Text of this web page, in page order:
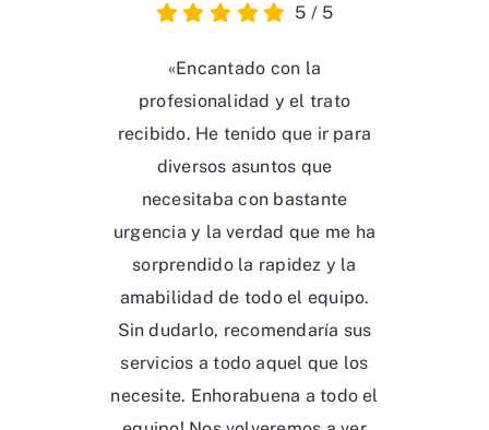
5 / 5
«Encantado con la
profesionalidad y el trato
recibido. He tenido que ir para
diversos asuntos que
necesitaba con bastante
urgencia y la verdad que me ha
sorprendido la rapidez y la
amabilidad de todo el equipo.
Sin dudarlo, recomendaría sus
servicios a todo aquel que los
necesite. Enhorabuena a todo el